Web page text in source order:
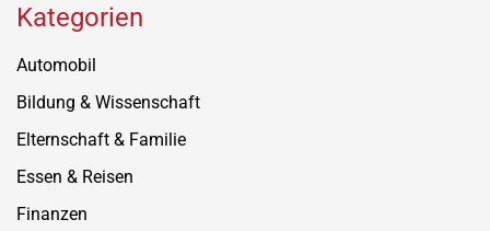
Kategorien
Automobil
Bildung & Wissenschaft
Elternschaft & Familie
Essen & Reisen
Finanzen